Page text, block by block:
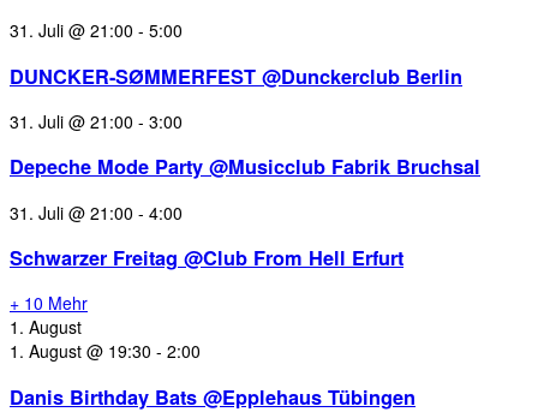
31. Juli @ 21:00 - 5:00
DUNCKER-SØMMERFEST @Dunckerclub Berlin
31. Juli @ 21:00 - 3:00
Depeche Mode Party @Musicclub Fabrik Bruchsal
31. Juli @ 21:00 - 4:00
Schwarzer Freitag @Club From Hell Erfurt
+ 10 Mehr
1. August
1. August @ 19:30 - 2:00
Danis Birthday Bats @Epplehaus Tübingen